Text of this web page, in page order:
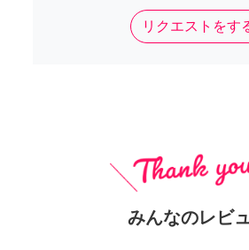
リクエストをす
みんなのレビ